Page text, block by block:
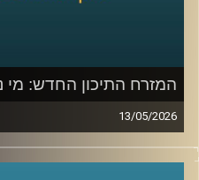
המזרח התיכון החדש: מי נגד
13/05/2026
לפני כמה שנים, רוב האנשים
מי נגד מי במזרח התיכון.